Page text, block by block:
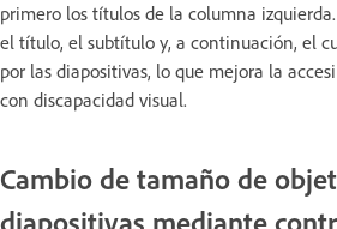
primero los títulos de la columna
el título, el subtítulo y, a continuación, el
por las diapositivas, lo que mejora la
con discapacidad visual.
Cambio de tamaño de
diapositivas mediante